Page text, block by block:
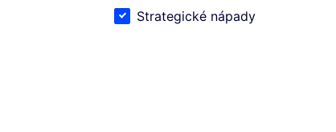
Strategické nápady